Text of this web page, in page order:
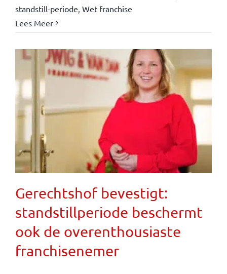
standstill-periode Wet franchise
Lees Meer
Gerechtshof bevestigt:
standstillperiode beschermt
ook de overenthousiaste
franchisenemer